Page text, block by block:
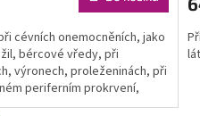
cévních onemocněních, jako
bércové vředy, při
výronech, proleženinách, při
periferním prokrvení,
dále při...